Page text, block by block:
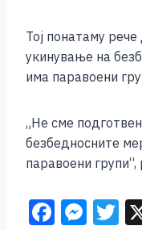
Тој понатаму
укинување на
има паравоени
„Не сме
безбедносните
паравоени
F M T